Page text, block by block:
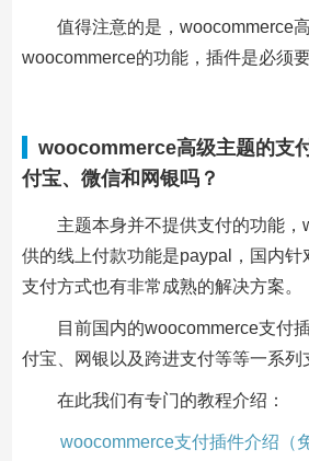
值得注意的是，woocommerce
woocommerce的功能，插件是必须
woocommerce高级主题的支
付宝、微信和网银吗？
主题本身并不提供支付的功能，
供的线上付款功能是paypal，国内针
支付方式也有非常成熟的解决方案。
目前国内的woocommerce支付
付宝、网银以及跨进支付等等一系列
在此我们有专门的教程介绍：
woocommerce支付插件介绍（